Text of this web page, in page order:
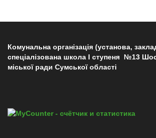
Комунальна організація (установа,
спеціалізована школа І ступеня №13
міської ради Сумської області